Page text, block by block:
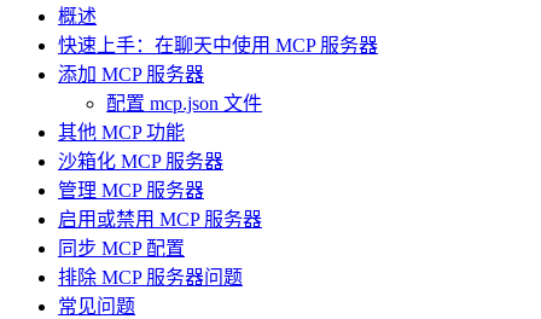
概述
快速上手：在聊天中使用 MCP 服务器
添加 MCP 服务器
配置 mcp.json 文件
其他 MCP 功能
沙箱化 MCP 服务器
管理 MCP 服务器
启用或禁用 MCP 服务器
同步 MCP 配置
排除 MCP 服务器问题
常见问题